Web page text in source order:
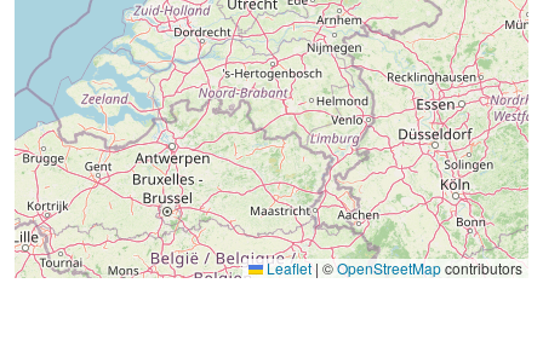
Leaflet| ©OpenStreetMapcontributors